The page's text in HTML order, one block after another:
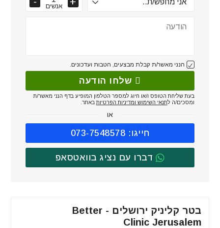
אנשים
הנני מאשר/ת קבלת מבצעים, הטבות ועדכונים.
שלחו הודעה
בעת שליחת הטופס ו/או חיוג למספר הטלפון המופיע בדף הנני מאשר/ת
ומסכים/ה לתנאי השימוש ומדיניות הפרטיות באתר.
או
חייגו: 073-7548578
דברו עם נציג בוואטסאפ
בטר קליניק ירושלים - Better
Clinic Jerusalem